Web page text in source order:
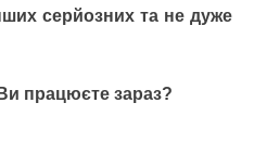
серйозних та не дуже
працюєте зараз?